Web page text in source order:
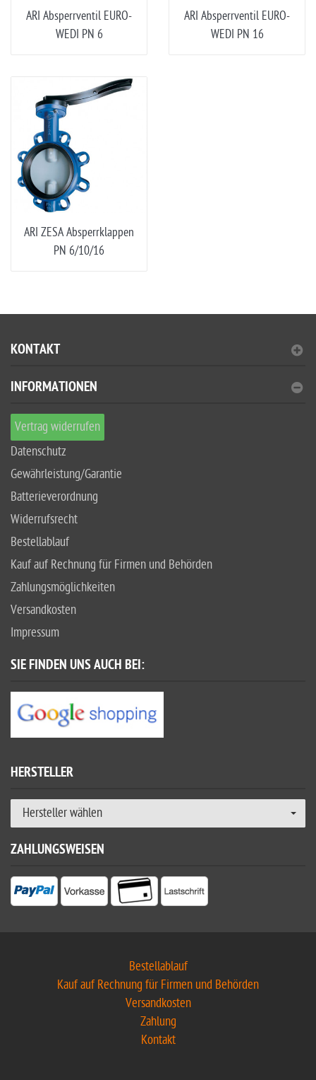
ARI Absperrventil EURO-
WEDI PN 6
ARI Absperrventil EURO-
WEDI PN 16
ARI ZESA Absperrklappen
PN 6/10/16
KONTAKT
INFORMATIONEN
Vertrag widerrufen
Datenschutz
Gewährleistung/Garantie
Batterieverordnung
Widerrufsrecht
Bestellablauf
Kauf auf Rechnung für Firmen und Behörden
Zahlungsmöglichkeiten
Versandkosten
Impressum
SIE FINDEN UNS AUCH BEI:
HERSTELLER
Hersteller wählen
ZAHLUNGSWEISEN
Bestellablauf
Kauf auf Rechnung für Firmen und Behörden
Versandkosten
Zahlung
Kontakt